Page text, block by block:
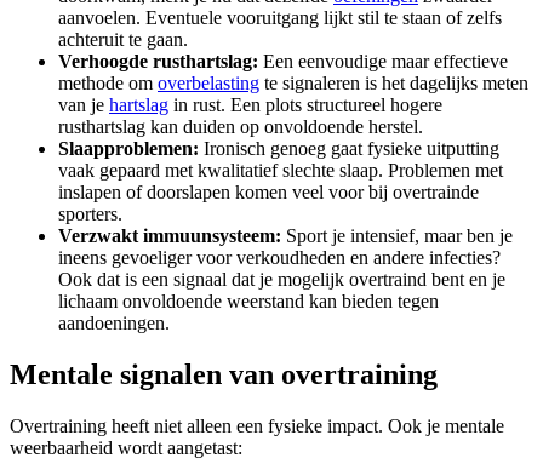
aanvoelen. Eventuele vooruitgang lijkt stil te staan of zelfs
achteruit te gaan.
Verhoogde rusthartslag: Een eenvoudige maar effectieve
methode om overbelasting te signaleren is het dagelijks meten
van je hartslag in rust. Een plots structureel hogere
rusthartslag kan duiden op onvoldoende herstel.
Slaapproblemen: Ironisch genoeg gaat fysieke uitputting
vaak gepaard met kwalitatief slechte slaap. Problemen met
inslapen of doorslapen komen veel voor bij overtrainde
sporters.
Verzwakt immuunsysteem: Sport je intensief, maar ben je
ineens gevoeliger voor verkoudheden en andere infecties?
Ook dat is een signaal dat je mogelijk overtraind bent en je
lichaam onvoldoende weerstand kan bieden tegen
aandoeningen.
Mentale signalen van overtraining
Overtraining heeft niet alleen een fysieke impact. Ook je mentale
weerbaarheid wordt aangetast: